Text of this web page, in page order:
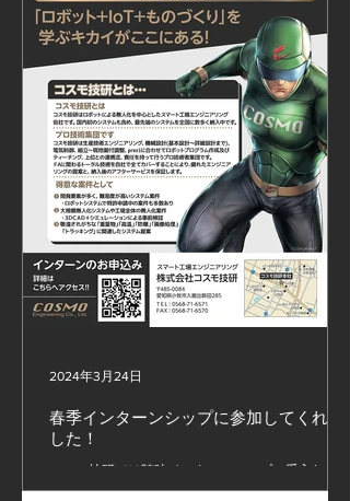
春季インターンシップに参加してくれま
した！
コスモ技研では随時インターンシップの受入れをし
ています。 募集に関しては下記のURLをご確認くだ
2024年3月24日